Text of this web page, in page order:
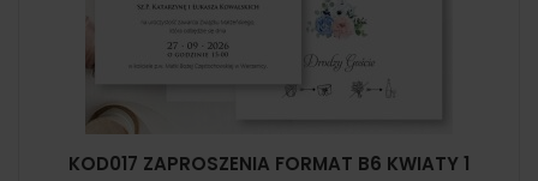
KOD017 ZAPROSZENIA FORMAT B6 KWIATY 1